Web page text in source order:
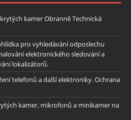
kamer Obranně Technická
pro vyhledávání odposlechu
elektronického sledování a
lokalizátorů.
telefonů a další elektroniky. Ochrana
kamer, mikrofonů a minikamer na